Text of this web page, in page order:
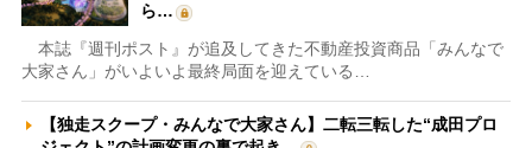
ら…
本誌『週刊ポスト』が追及してきた不動産投資商品「みんなで
大家さん」がいよいよ最終局面を迎えている…
【独走スクープ・みんなで大家さん】二転三転した“成田プロ